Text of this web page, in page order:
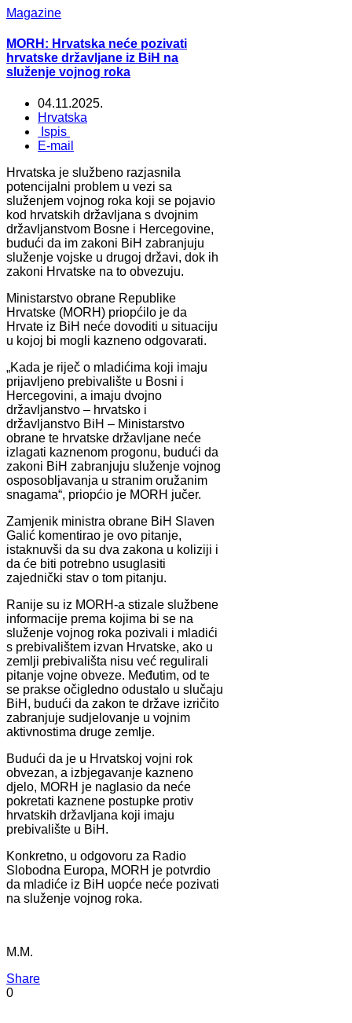
Magazine
MORH: Hrvatska neće pozivati
hrvatske državljane iz BiH na
služenje vojnog roka
04.11.2025.
Hrvatska
Ispis
E-mail
Hrvatska je službeno razjasnila
potencijalni problem u vezi sa
služenjem vojnog roka koji se pojavio
kod hrvatskih državljana s dvojnim
državljanstvom Bosne i Hercegovine,
budući da im zakoni BiH zabranjuju
služenje vojske u drugoj državi, dok ih
zakoni Hrvatske na to obvezuju.
Ministarstvo obrane Republike
Hrvatske (MORH) priopćilo je da
Hrvate iz BiH neće dovoditi u situaciju
u kojoj bi mogli kazneno odgovarati.
„Kada je riječ o mladićima koji imaju
prijavljeno prebivalište u Bosni i
Hercegovini, a imaju dvojno
državljanstvo – hrvatsko i
državljanstvo BiH – Ministarstvo
obrane te hrvatske državljane neće
izlagati kaznenom progonu, budući da
zakoni BiH zabranjuju služenje vojnog
osposobljavanja u stranim oružanim
snagama“, priopćio je MORH jučer.
Zamjenik ministra obrane BiH Slaven
Galić komentirao je ovo pitanje,
istaknuvši da su dva zakona u koliziji i
da će biti potrebno usuglasiti
zajednički stav o tom pitanju.
Ranije su iz MORH-a stizale službene
informacije prema kojima bi se na
služenje vojnog roka pozivali i mladići
s prebivalištem izvan Hrvatske, ako u
zemlji prebivališta nisu već regulirali
pitanje vojne obveze. Međutim, od te
se prakse očigledno odustalo u slučaju
BiH, budući da zakon te države izričito
zabranjuje sudjelovanje u vojnim
aktivnostima druge zemlje.
Budući da je u Hrvatskoj vojni rok
obvezan, a izbjegavanje kazneno
djelo, MORH je naglasio da neće
pokretati kaznene postupke protiv
hrvatskih državljana koji imaju
prebivalište u BiH.
Konkretno, u odgovoru za Radio
Slobodna Europa, MORH je potvrdio
da mladiće iz BiH uopće neće pozivati
na služenje vojnog roka.
M.M.
Share
0